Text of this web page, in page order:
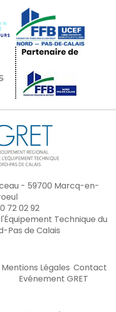
- 59700 Marcq-en-
72 02 92
Technique du
Pas de Calais
Mentions Légales Contact
Evénement GRET